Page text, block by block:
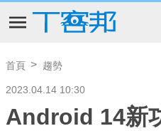
首頁 趨勢
2023.04.14 10:30
Android 14新